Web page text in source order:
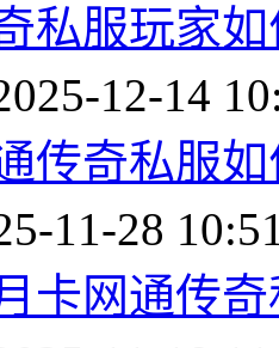
私服玩家
12-14
传奇私服
11-28
卡网通传